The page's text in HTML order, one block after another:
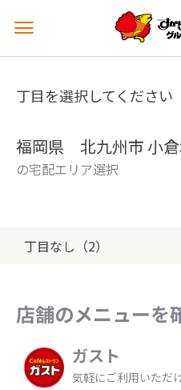
メ
ュ
を
丁目を選択してください
福岡県 北九州市 小
の宅配エリア選択
丁目なし（2）
店舗のメニューを
ガスト
気軽にご利用いただ